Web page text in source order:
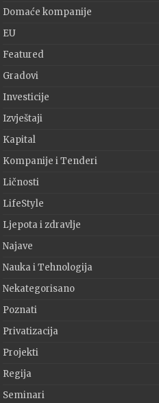
Domaće kompanije
EU
Featured
Gradovi
Investicije
Izvještaji
Kapital
Kompanije i Tenderi
Ličnosti
LifeStyle
Ljepota i zdravlje
Najave
Nauka i Tehnologija
Nekategorisano
Poznati
Privatizacija
Projekti
Regija
Seminari